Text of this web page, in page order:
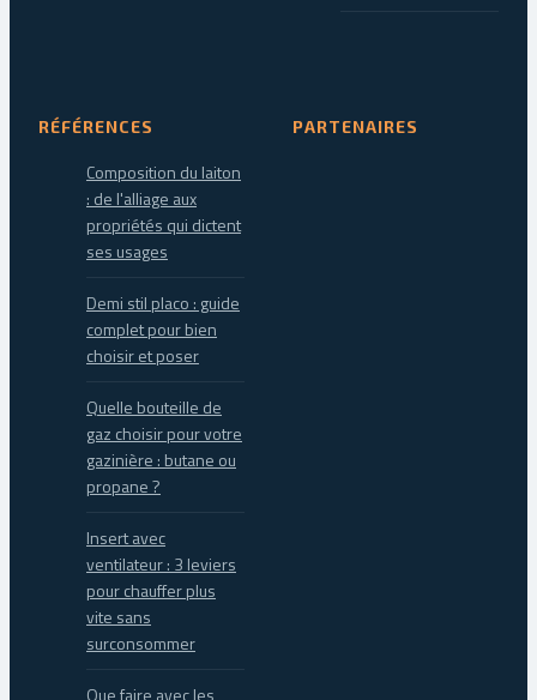
RÉFÉRENCES
Composition du laiton
: de l'alliage aux
propriétés qui dictent
ses usages
Demi stil placo : guide
complet pour bien
choisir et poser
Quelle bouteille de
gaz choisir pour votre
gazinière : butane ou
propane ?
Insert avec
ventilateur : 3 leviers
pour chauffer plus
vite sans
surconsommer
Que faire avec les
PARTENAIRES